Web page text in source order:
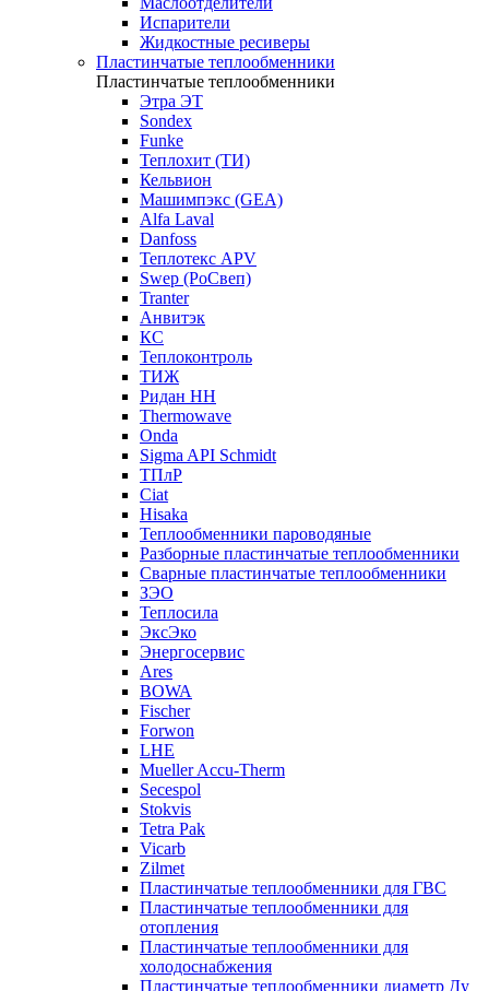
Испарители
Жидкостные ресиверы
Пластинчатые теплообменники
Пластинчатые теплообменники
Этра ЭТ
Sondex
Funke
Теплохит (ТИ)
Кельвион
Машимпэкс (GEA)
Alfa Laval
Danfoss
Теплотекс APV
Swep (РоСвеп)
Tranter
Анвитэк
КС
Теплоконтроль
ТИЖ
Ридан НН
Thermowave
Onda
Sigma API Schmidt
ТПлР
Ciat
Hisaka
Теплообменники пароводяные
Разборные пластинчатые теплообменники
Сварные пластинчатые теплообменники
ЗЭО
Теплосила
ЭксЭко
Энергосервис
Ares
BOWA
Fischer
Forwon
LHE
Mueller Accu-Therm
Secespol
Stokvis
Tetra Pak
Vicarb
Zilmet
Пластинчатые теплообменники для ГВС
Пластинчатые теплообменники для
отопления
Пластинчатые теплообменники для
холодоснабжения
Пластинчатые теплообменники диаметр Ду